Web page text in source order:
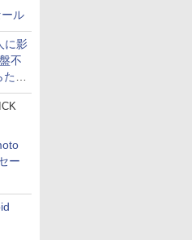
ール
に影
不
め
ー